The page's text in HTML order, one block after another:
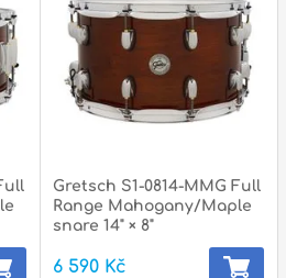
Gretsch S1-0814-MMG Full
Range Mahogany/Maple
snare 14" × 8"
6 590 Kč